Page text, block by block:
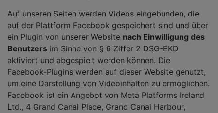
Auf unseren Seiten werden Videos eingebunden, die
auf der Plattform Facebook gespeichert sind und über
ein Plugin von unserer Website nach Einwilligung des
Benutzers im Sinne von § 6 Ziffer 2 DSG-EKD
aktiviert und abgespielt werden können. Die
Facebook-Plugins werden auf dieser Website genutzt,
um eine Darstellung von Videoinhalten zu ermöglichen.
Facebook ist ein Angebot von Meta Platforms Ireland
Ltd., 4 Grand Canal Place, Grand Canal Harbour,